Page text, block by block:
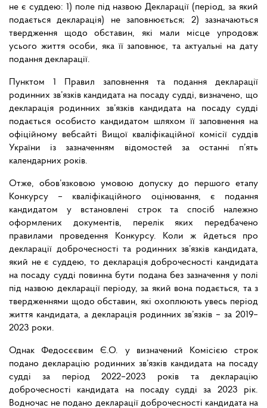
не є суддею: 1) поле під назвою Декларації (період, за який
подається декларація) не заповнюється; 2) зазначаються
твердження щодо обставин, які мали місце упродовж
усього життя особи, яка її заповнює, та актуальні на дату
подання декларації.
Пунктом 1 Правил заповнення та подання декларації
родинних зв’язків кандидата на посаду судді, визначено, що
декларація родинних зв’язків кандидата на посаду судді
подається особисто кандидатом шляхом її заповнення на
офіційному вебсайті Вищої кваліфікаційної комісії суддів
України із зазначенням відомостей за останні п’ять
календарних років.
Отже, обов’язковою умовою допуску до першого етапу
Конкурсу – кваліфікаційного оцінювання, є подання
кандидатом у встановлені строк та спосіб належно
оформлених документів, перелік яких передбачено
правилами проведення Конкурсу. Коли ж йдеться про
декларації доброчесності та родинних зв’язків кандидата,
який не є суддею, то декларація доброчесності кандидата
на посаду судді повинна бути подана без зазначення у полі
під назвою декларації періоду, за який вона подається, та з
твердженнями щодо обставин, які охоплюють увесь період
життя кандидата, а декларація родинних зв’язків – за 2019–
2023 роки.
Однак Федосєєвим Є.О. у визначений Комісією строк
подано декларацію родинних зв’язків кандидата на посаду
судді за період 2022–2023 років та декларацію
доброчесності кандидата на посаду судді за 2023 рік.
Водночас не подано декларації доброчесності кандидата на